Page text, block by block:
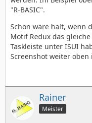
"R-BASIC".
Schön wäre halt, wenn
Motif Redux das
Taskleiste unter ISUI
Screenshot weiter oben
Rainer
Meister